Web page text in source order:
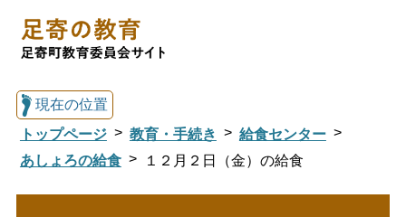
現在の位置
トップページ
教育・手続き
給食センター
あしょろの給食
１２月２日（金）の給食